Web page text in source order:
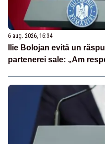
6 aug. 2026, 16:34
Ilie Bolojan evită un
partenerei sale: „Am